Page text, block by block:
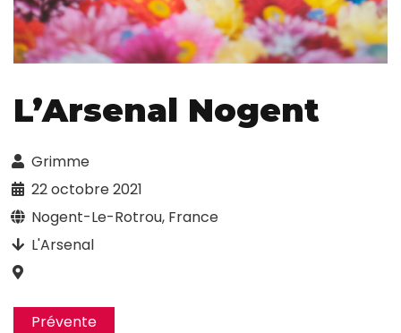
L’Arsenal Nogent
Grimme
22 octobre 2021
Nogent-Le-Rotrou, France
L'Arsenal
Prévente